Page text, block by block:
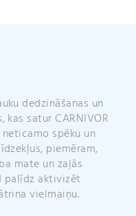
dedzināšanas un
kas satur CARNIVOR
spēku un
piemēram,
mate un zaļās
palīdz aktivizēt
vielmaiņu.